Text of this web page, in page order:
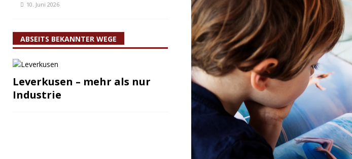
10. Juni 2026
ABSEITS BEKANNTER WEGE
Leverkusen – mehr als nur
Industrie